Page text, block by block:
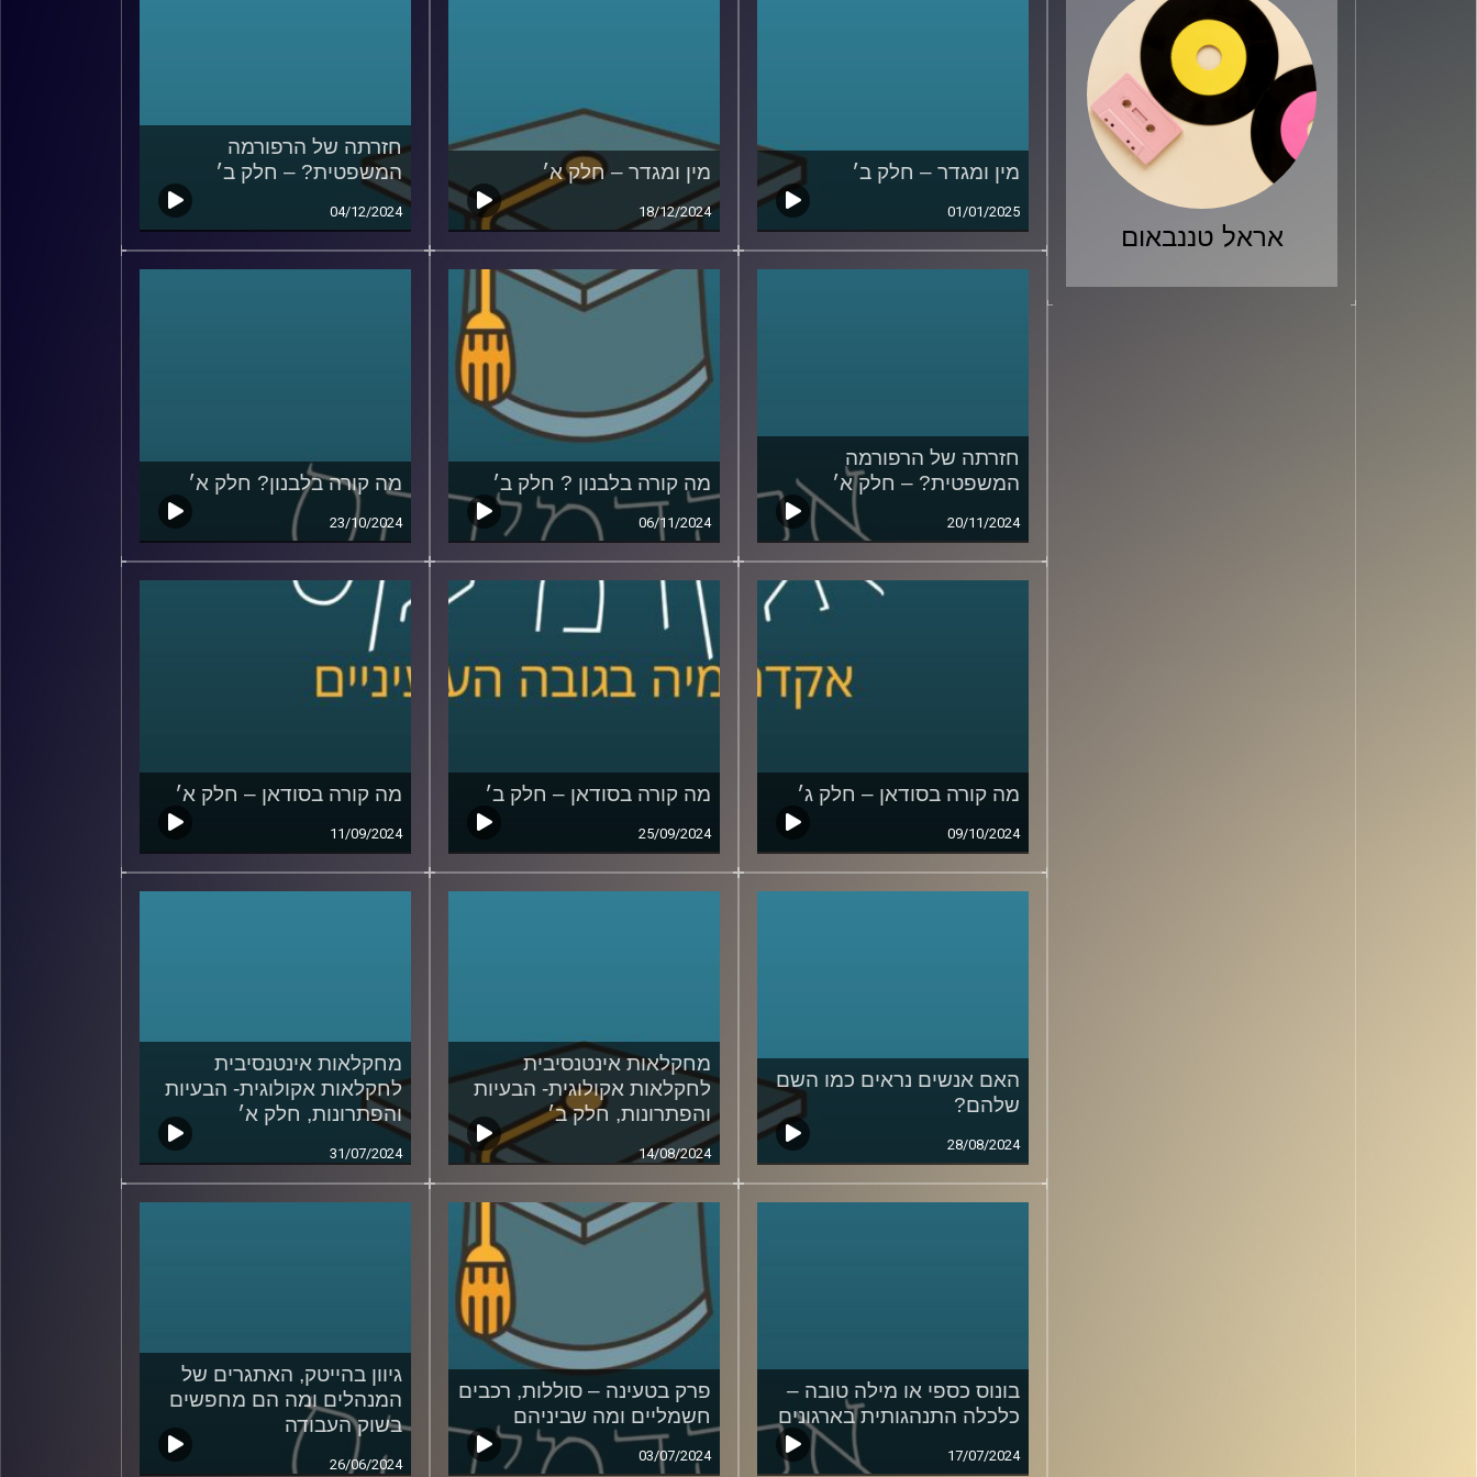
אראל טננבאום
מין ומגדר – חלק ב׳
01/01/2025
מין ומגדר – חלק א׳
18/12/2024
חזרתה של הרפורמה
המשפטית? – חלק ב׳
04/12/2024
חזרתה של הרפורמה
המשפטית? – חלק א׳
20/11/2024
מה קורה בלבנון ? חלק ב׳
06/11/2024
מה קורה בלבנון? חלק א׳
23/10/2024
מה קורה בסודאן – חלק ג׳
09/10/2024
מה קורה בסודאן – חלק ב׳
25/09/2024
מה קורה בסודאן – חלק א׳
11/09/2024
האם אנשים נראים כמו השם
שלהם?
28/08/2024
מחקלאות אינטנסיבית
לחקלאות אקולוגית- הבעיות
והפתרונות, חלק ב׳
14/08/2024
מחקלאות אינטנסיבית
לחקלאות אקולוגית- הבעיות
והפתרונות, חלק א׳
31/07/2024
בונוס כספי או מילה טובה –
כלכלה התנהגותית בארגונים
17/07/2024
פרק בטעינה – סוללות, רכבים
חשמליים ומה שביניהם
03/07/2024
גיוון בהייטק, האתגרים של
המנהלים ומה הם מחפשים
בשוק העבודה
26/06/2024